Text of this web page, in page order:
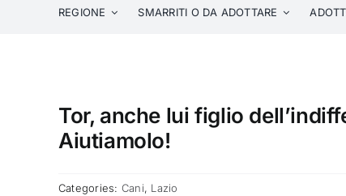
REGIONE SMARRITI O DA ADOTTARE
Tor, anche lui figlio
Aiutiamolo!
Categories: Cani, Lazio